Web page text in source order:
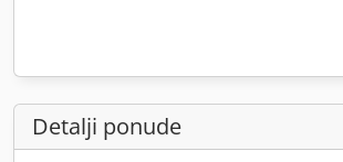
Detalji ponude